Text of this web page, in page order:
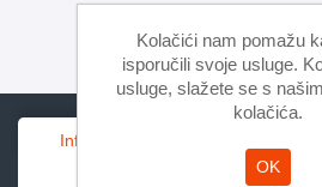
Informacije
Kolačići nam pomažu
isporučili svoje usluge.
usluge, slažete se s
kolačića.
OK